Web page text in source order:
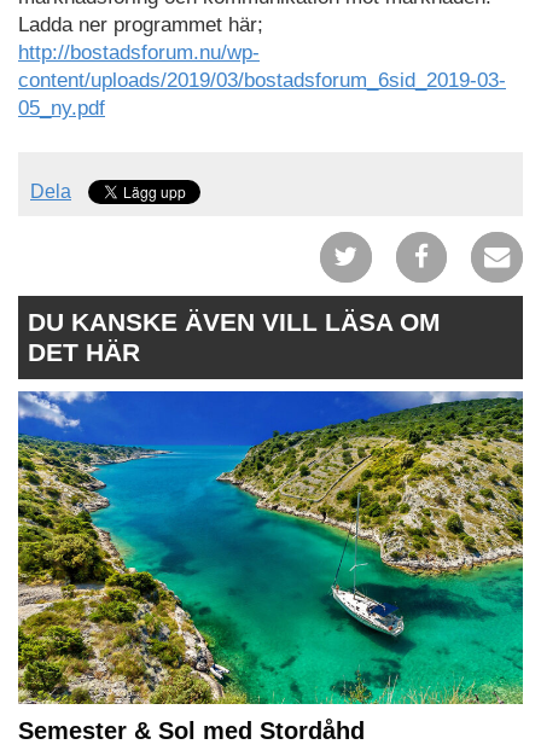
Ladda ner programmet här;
http://bostadsforum.nu/wp-
content/uploads/2019/03/bostadsforum_6sid_2019-03-
05_ny.pdf
Dela
DU KANSKE ÄVEN VILL LÄSA OM
DET HÄR
Semester & Sol med Stordåhd